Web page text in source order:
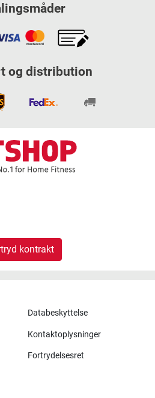
og distribution
kontrakt
Databeskyttelse
Kontaktoplysninger
Fortrydelsesret